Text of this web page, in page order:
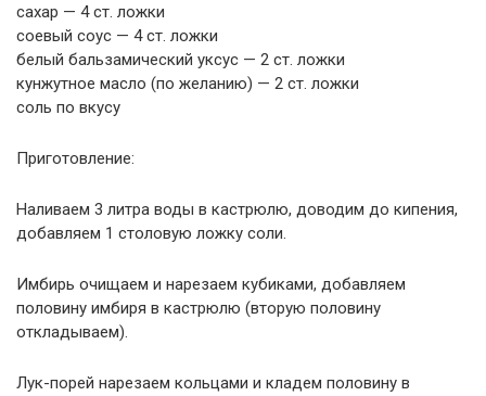
сахар — 4 ст. ложки
соевый соус — 4 ст. ложки
белый бальзамический уксус — 2 ст. ложки
кунжутное масло (по желанию) — 2 ст. ложки
соль по вкусу
Приготовление:
Наливаем 3 литра воды в кастрюлю, доводим до кипения,
добавляем 1 столовую ложку соли.
Имбирь очищаем и нарезаем кубиками, добавляем
половину имбиря в кастрюлю (вторую половину
откладываем).
Лук-порей нарезаем кольцами и кладем половину в